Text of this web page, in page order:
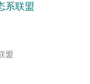
系联盟
盟